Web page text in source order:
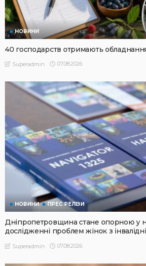
НОВИНИ
40 господарств отримають
Superadmin 07.08.2026
НОВИНИ ПРЕС РЕЛІЗИ
Дніпропетровщина стане опорною у
дослідженні проблем жінок з
Superadmin 07.08.2026